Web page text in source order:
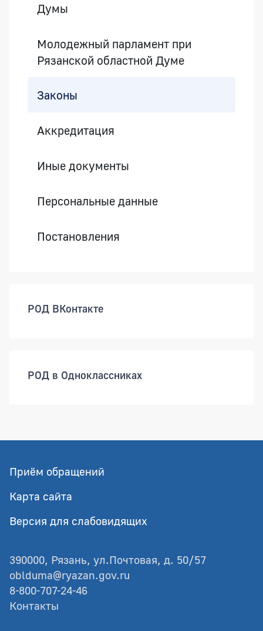
Думы
Молодежный парламент при
Рязанской областной Думе
Законы
Аккредитация
Иные документы
Персональные данные
Постановления
РОД ВКонтакте
РОД в Одноклассниках
Приём обращений
Карта сайта
Версия для слабовидящих
390000, Рязань, ул.Почтовая, д. 50/57
oblduma@ryazan.gov.ru
8-800-707-24-46
Контакты